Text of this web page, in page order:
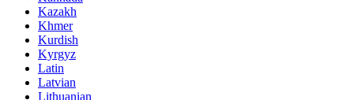
Kazakh
Khmer
Kurdish
Kyrgyz
Latin
Latvian
Lithuanian